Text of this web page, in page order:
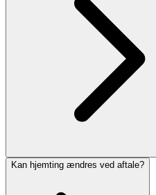
Kan hjemting ændres ved aftale?